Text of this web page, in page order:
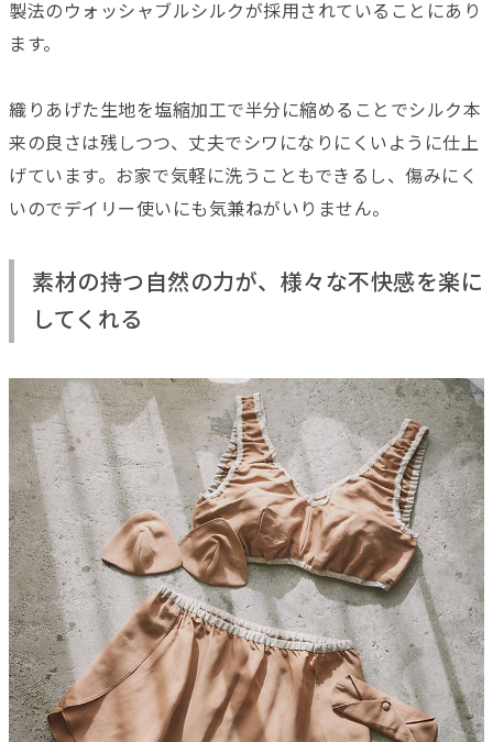
製法のウォッシャブルシルクが採用されていることにあり
ます。
織りあげた生地を塩縮加工で半分に縮めることでシルク本
来の良さは残しつつ、丈夫でシワになりにくいように仕上
げています。お家で気軽に洗うこともできるし、傷みにく
いのでデイリー使いにも気兼ねがいりません。
素材の持つ自然の力が、様々な不快感を楽に
してくれる